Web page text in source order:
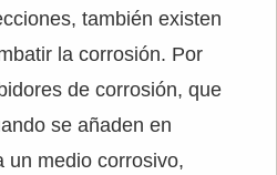
también existen
la corrosión. Por
de corrosión, que
se añaden en
un medio corrosivo,